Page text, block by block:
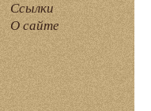
Ссылки
О сайте